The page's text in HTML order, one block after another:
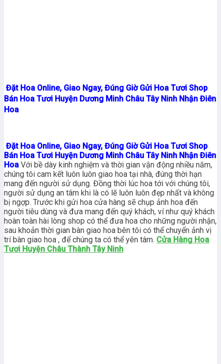
Đặt Hoa Online, Giao Ngay, Đúng Giờ Gửi Hoa Tươi Shop
Bán Hoa Tươi Huyện Dương Minh Châu Tây Ninh Nhận Điên
Hoa
Đặt Hoa Online, Giao Ngay, Đúng Giờ Gửi Hoa Tươi Shop
Bán Hoa Tươi Huyện Dương Minh Châu Tây Ninh Nhận Điên
Hoa Với bề dày kinh nghiệm và thời gian vận động nhiều năm,
chúng tôi cam kết luôn luôn giao hoa tại nhà, đúng thời hạn
mang đến người sử dụng. Đồng thời lúc hoa tới với chúng tôi,
người sử dụng an tâm khi là có lẽ luôn luôn đẹp nhất và không
bị ngợp. Trước khi gửi hoa cửa hàng sẽ chụp ảnh hoa đến
người tiêu dùng và đưa mang đến quý khách, ví như quý khách
hoàn toàn hài lòng shop có thể đưa hoa cho những người nhận,
sau khoản thời gian bàn giao hoa bên tôi có thể chuyển ảnh vị
trí bàn giao hoa , để chúng ta có thể yên tâm. Cửa Hàng Hoa
Tươi Huyện Châu Thành Tây Ninh